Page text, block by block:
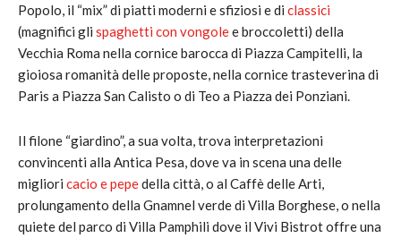
Popolo, il “mix” di piatti moderni e sfiziosi e di classici
(magnifici gli spaghetti con vongolee broccoletti) della
Vecchia Roma nella cornice barocca di Piazza Campitelli, la
gioiosa romanità delle proposte, nella cornice trasteverina di
Paris a Piazza San Calisto o di Teo a Piazza dei Ponziani.
Il filone “giardino”, a sua volta, trova interpretazioni
convincenti alla Antica Pesa, dove va in scena una delle
migliori cacio e pepedella città, o al Caffè delle Arti,
prolungamento della Gnamnel verde di Villa Borghese, o nella
quiete del parco di Villa Pamphili dove il Vivi Bistrot offre una